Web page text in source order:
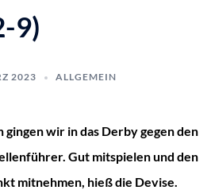
9)
2023 ALLGEMEIN
wir in das Derby gegen den
Gut mitspielen und den
mitnehmen, hieß die Devise.